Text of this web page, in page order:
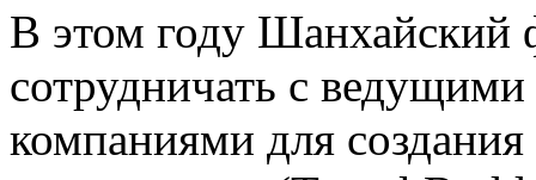
В этом году Шанхайский
сотрудничать с
компаниями для